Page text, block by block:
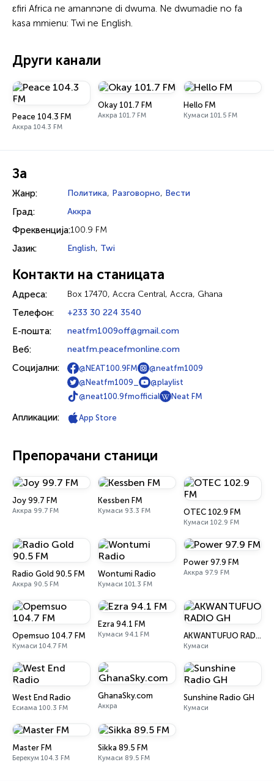
ɛfiri Africa ne amannɔne di dwuma. Ne dwumadie no fa
kasa mmienu: Twi ne English.
Други канали
Peace 104.3 FM
Аккра 104.3 FM
Okay 101.7 FM
Аккра 101.7 FM
Hello FM
Кумаси 101.5 FM
За
Жанр: Политика, Разговорно, Вести
Град: Аккра
Фреквенција:100.9 FM
Јазик: English, Twi
Контакти на станицата
Адреса: Box 17470, Accra Central, Accra, Ghana
Телефон: +233 30 224 3540
Е-пошта: neatfm1009off@gmail.com
Веб: neatfm.peacefmonline.com
Социјални: @NEAT100.9FM
@neatfm1009
@Neatfm1009_
@playlist
@neat100.9fmofficial
Neat FM
Апликации: App Store
Препорачани станици
Joy 99.7 FM
Аккра 99.7 FM
Kessben FM
Кумаси 93.3 FM OTEC 102.9 FM
Кумаси 102.9 FM
Radio Gold 90.5 FM
Аккра 90.5 FM
Wontumi Radio
Кумаси 101.3 FM
Power 97.9 FM
Аккра 97.9 FM
Opemsuo 104.7 FM
Кумаси 104.7 FM
Ezra 94.1 FM
Кумаси 94.1 FM AKWANTUFUO RADIO GH
Кумаси
West End Radio
Есиама 100.3 FM
GhanaSky.com
Аккра
Sunshine Radio GH
Кумаси
Master FM
Берекум 104.3 FM
Sikka 89.5 FM
Кумаси 89.5 FM